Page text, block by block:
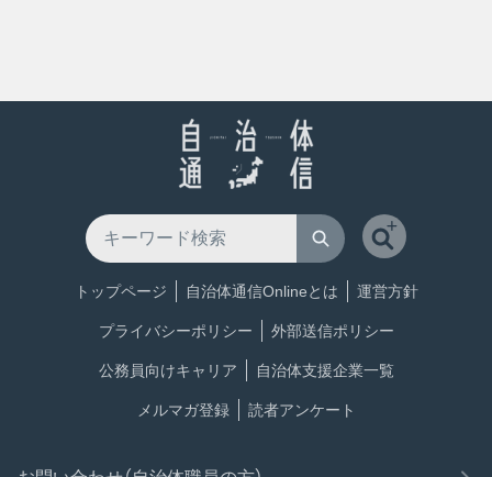
トップページ 自治体通信Onlineとは 運営方針
プライバシーポリシー 外部送信ポリシー
公務員向けキャリア 自治体支援企業一覧
メルマガ登録 読者アンケート